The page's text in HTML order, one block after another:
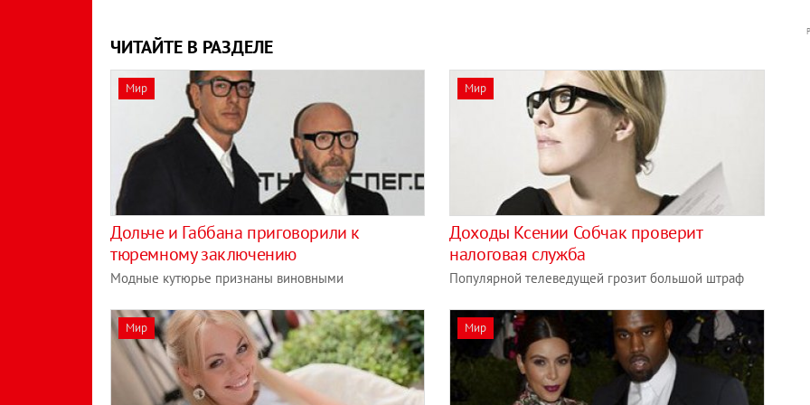
ЧИТАЙТЕ В РАЗДЕЛЕ
Мир
Дольче и Габбана приговорили к
тюремному заключению
Модные кутюрье признаны виновными
Мир
Доходы Ксении Собчак проверит
налоговая служба
Популярной телеведущей грозит большой штраф
Мир Мир